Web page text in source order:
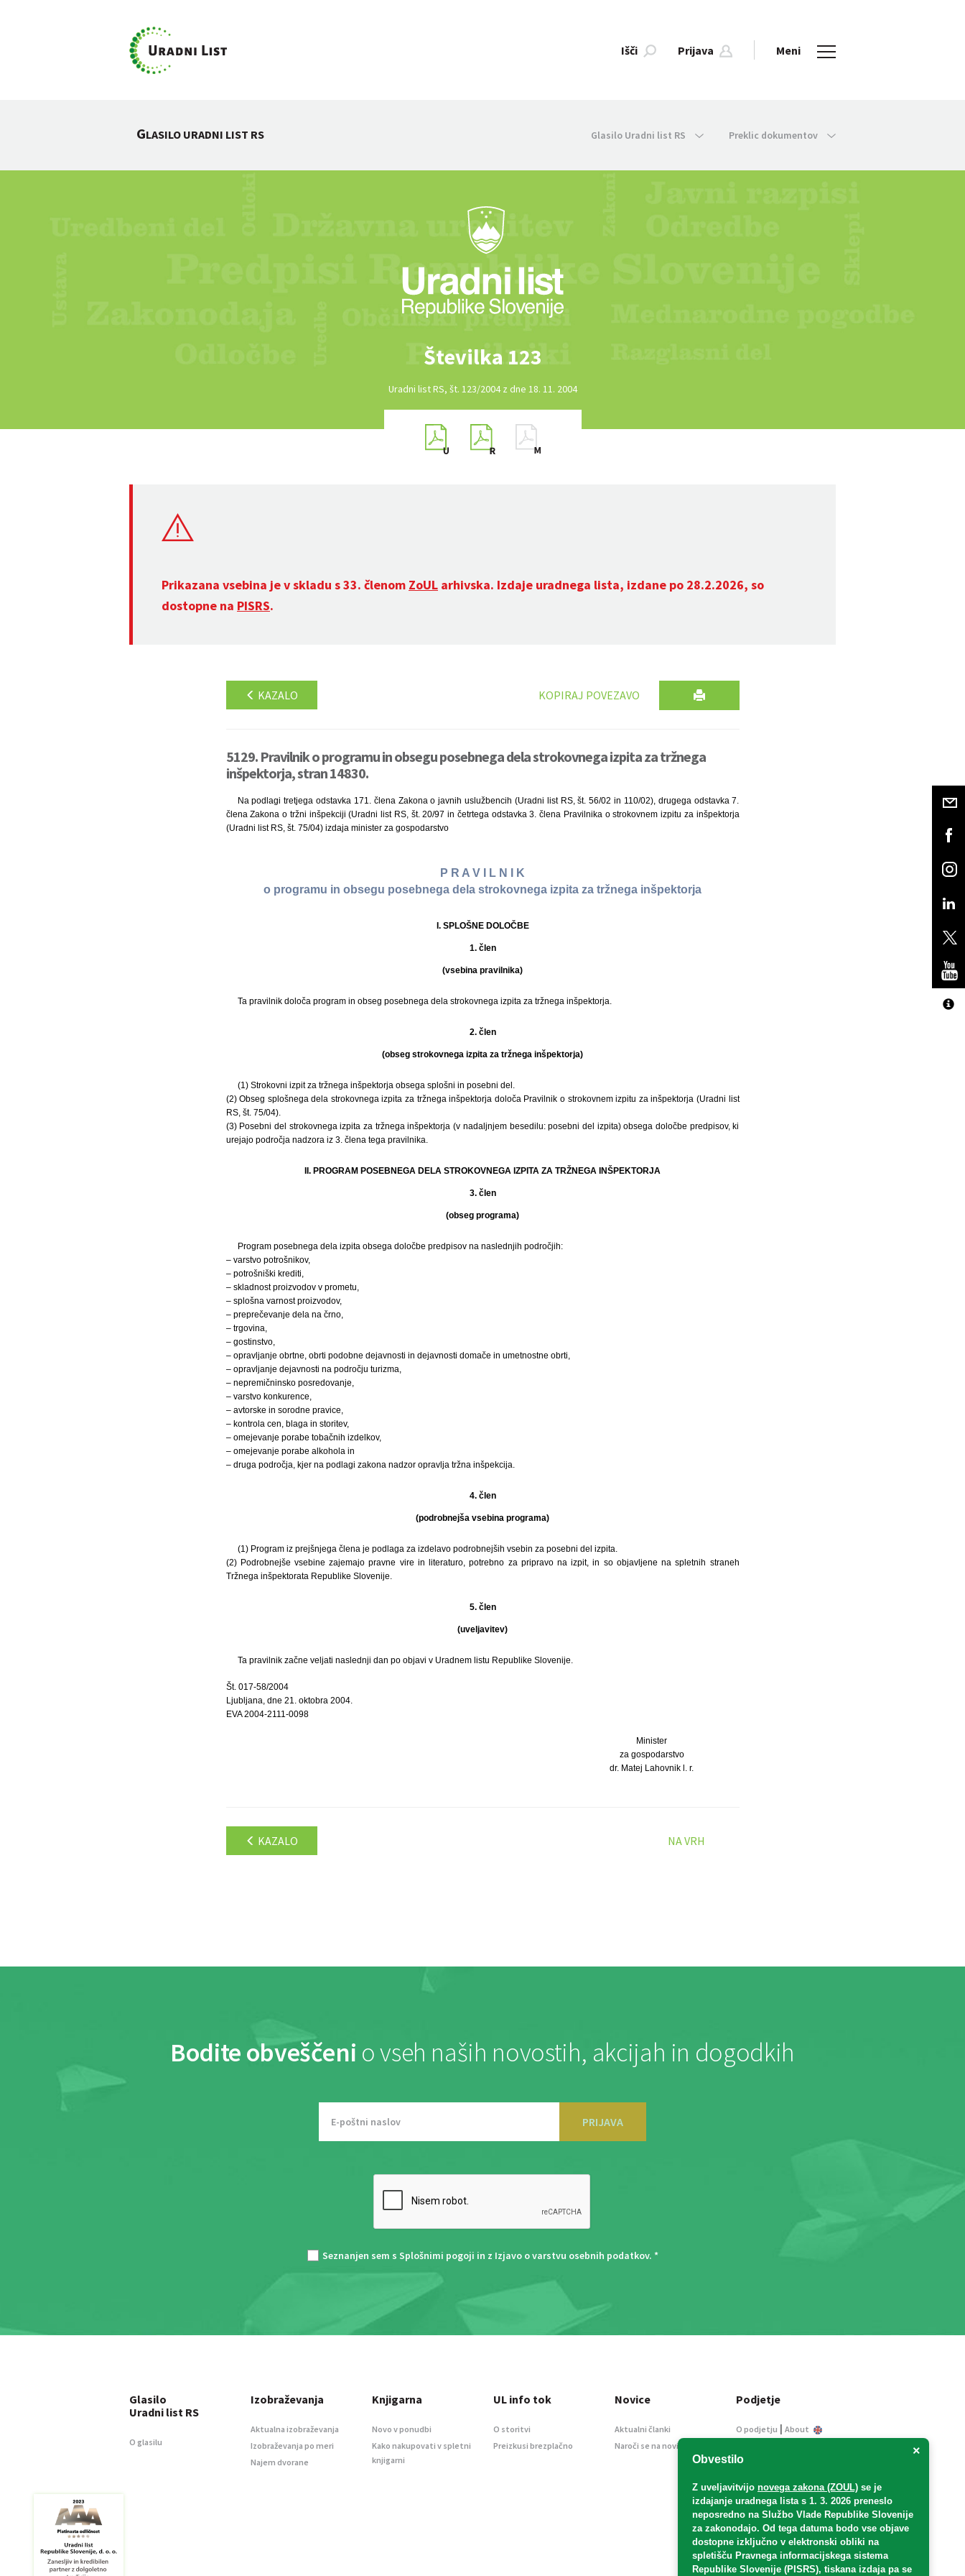
Išči Prijava Meni
GLASILO URADNI LIST RS Glasilo Uradni list RS Preklic dokumentov
Številka 123
Uradni list RS, št. 123/2004 z dne 18. 11. 2004
Prikazana vsebina je v skladu s 33. členom ZoUL arhivska. Izdaje uradnega lista, izdane po 28.2.2026, so
dostopne na PISRS.
KAZALO KOPIRAJ POVEZAVO
5129. Pravilnik o programu in obsegu posebnega dela strokovnega izpita za tržnega
inšpektorja, stran 14830.
Na podlagi tretjega odstavka 171. člena Zakona o javnih uslužbencih (Uradni list RS, št. 56/02 in 110/02), drugega odstavka 7.
člena Zakona o tržni inšpekciji (Uradni list RS, št. 20/97 in četrtega odstavka 3. člena Pravilnika o strokovnem izpitu za inšpektorja
(Uradni list RS, št. 75/04) izdaja minister za gospodarstvo
P R A V I L N I K
o programu in obsegu posebnega dela strokovnega izpita za tržnega inšpektorja
I. SPLOŠNE DOLOČBE
1. člen
(vsebina pravilnika)
Ta pravilnik določa program in obseg posebnega dela strokovnega izpita za tržnega inšpektorja.
2. člen
(obseg strokovnega izpita za tržnega inšpektorja)
(1) Strokovni izpit za tržnega inšpektorja obsega splošni in posebni del.
(2) Obseg splošnega dela strokovnega izpita za tržnega inšpektorja določa Pravilnik o strokovnem izpitu za inšpektorja (Uradni list
RS, št. 75/04).
(3) Posebni del strokovnega izpita za tržnega inšpektorja (v nadaljnjem besedilu: posebni del izpita) obsega določbe predpisov, ki
urejajo področja nadzora iz 3. člena tega pravilnika.
II. PROGRAM POSEBNEGA DELA STROKOVNEGA IZPITA ZA TRŽNEGA INŠPEKTORJA
3. člen
(obseg programa)
Program posebnega dela izpita obsega določbe predpisov na naslednjih področjih:
– varstvo potrošnikov,
– potrošniški krediti,
– skladnost proizvodov v prometu,
– splošna varnost proizvodov,
– preprečevanje dela na črno,
– trgovina,
– gostinstvo,
– opravljanje obrtne, obrti podobne dejavnosti in dejavnosti domače in umetnostne obrti,
– opravljanje dejavnosti na področju turizma,
– nepremičninsko posredovanje,
– varstvo konkurence,
– avtorske in sorodne pravice,
– kontrola cen, blaga in storitev,
– omejevanje porabe tobačnih izdelkov,
– omejevanje porabe alkohola in
– druga področja, kjer na podlagi zakona nadzor opravlja tržna inšpekcija.
4. člen
(podrobnejša vsebina programa)
(1) Program iz prejšnjega člena je podlaga za izdelavo podrobnejših vsebin za posebni del izpita.
(2) Podrobnejše vsebine zajemajo pravne vire in literaturo, potrebno za pripravo na izpit, in so objavljene na spletnih straneh
Tržnega inšpektorata Republike Slovenije.
5. člen
(uveljavitev)
Ta pravilnik začne veljati naslednji dan po objavi v Uradnem listu Republike Slovenije.
Št. 017-58/2004
Ljubljana, dne 21. oktobra 2004.
EVA 2004-2111-0098
Minister
za gospodarstvo
dr. Matej Lahovnik l. r.
KAZALO NA VRH
Bodite obveščeni o vseh naših novostih, akcijah in dogodkih
PRIJAVA
Seznanjen sem s Splošnimi pogoji in z Izjavo o varstvu osebnih podatkov. *
×
Obvestilo
Z uveljavitvijo novega zakona (ZOUL) se je
izdajanje uradnega lista s 1. 3. 2026 preneslo
neposredno na Službo Vlade Republike Slovenije
za zakonodajo. Od tega datuma bodo vse objave
dostopne izključno v elektronski obliki na
spletišču Pravnega informacijskega sistema
Republike Slovenije (PISRS), tiskana izdaja pa se
Glasilo
Uradni list RS
O glasilu
Izobraževanja
Aktualna izobraževanja
Izobraževanja po meri
Najem dvorane
Knjigarna
Novo v ponudbi
Kako nakupovati v spletni
knjigarni
UL info tok
O storitvi
Preizkusi brezplačno
Novice
Aktualni članki
Naroči se na novice
Podjetje
O podjetju | About
Informacije javnega
Oglaševanje
Splošni pogoji
Izjava o varstvu osebnih
podatkov
E-dražbe